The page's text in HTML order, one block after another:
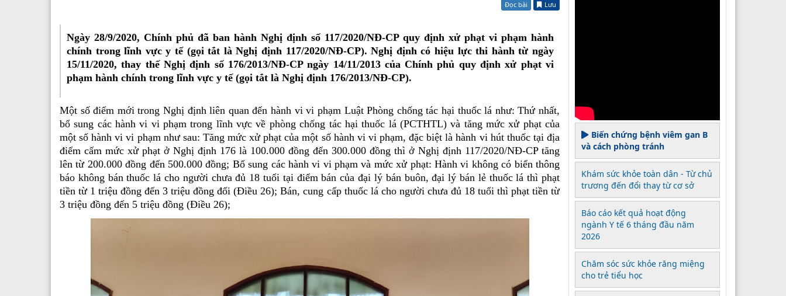
Đọc bài Lưu
Ngày 28/9/2020, Chính phủ đã ban hành Nghị định số 117/2020/NĐ-CP quy định xử phạt vi phạm hành
chính trong lĩnh vực y tế (gọi tắt là Nghị định 117/2020/NĐ-CP). Nghị định có hiệu lực thi hành từ ngày
15/11/2020, thay thế Nghị định số 176/2013/NĐ-CP ngày 14/11/2013 của Chính phủ quy định xử phạt vi
phạm hành chính trong lĩnh vực y tế (gọi tắt là Nghị định 176/2013/NĐ-CP).
Một số điểm mới trong Nghị định liên quan đến hành vi vi phạm Luật Phòng chống tác hại thuốc lá như: Thứ nhất,
bổ sung các hành vi vi phạm trong lĩnh vực về phòng chống tác hại thuốc lá (PCTHTL) và tăng mức xử phạt của
một số hành vi vi phạm như sau: Tăng mức xử phạt của một số hành vi vi phạm, đặc biệt là hành vi hút thuốc tại địa
điểm cấm mức xử phạt ở Nghị định 176 là 100.000 đồng đến 300.000 đồng thì ở Nghị định 117/2020/NĐ-CP tăng
lên từ 200.000 đồng đến 500.000 đồng; Bổ sung các hành vi vi phạm và mức xử phạt: Hành vi không có biển thông
báo không bán thuốc lá cho người chưa đủ 18 tuổi tại điểm bán của đại lý bán buôn, đại lý bán lẻ thuốc lá thì phạt
tiền từ 1 triệu đồng đến 3 triệu đồng đối (Điều 26); Bán, cung cấp thuốc lá cho người chưa đủ 18 tuổi thì phạt tiền từ
3 triệu đồng đến 5 triệu đồng (Điều 26);
Biến chứng bệnh viêm gan B
và cách phòng tránh
Khám sức khỏe toàn dân - Từ chủ
trương đến đổi thay từ cơ sở
Báo cáo kết quả hoạt động
ngành Y tế 6 tháng đầu năm
2026
Chăm sóc sức khỏe răng miệng
cho trẻ tiểu học